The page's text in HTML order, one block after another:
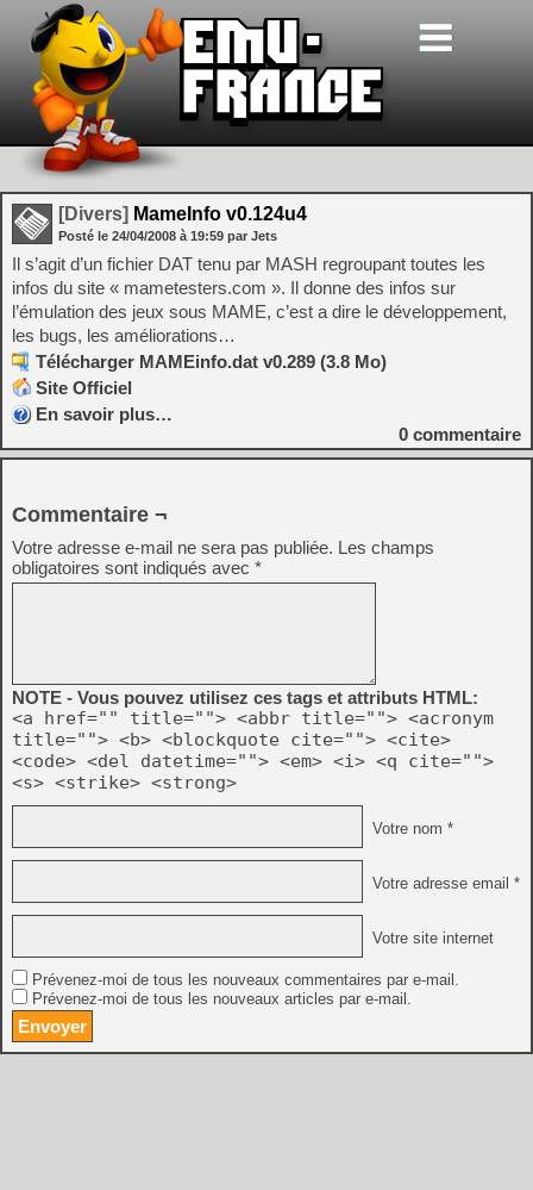
[Divers] MameInfo v0.124u4
Posté le 24/04/2008 à 19:59 par Jets
Il s’agit d’un fichier DAT tenu par MASH regroupant toutes les
infos du site « mametesters.com ». Il donne des infos sur
l’émulation des jeux sous MAME, c’est a dire le développement,
les bugs, les améliorations…
Télécharger MAMEinfo.dat v0.289 (3.8 Mo)
Site Officiel
En savoir plus…
0 commentaire
Commentaire ¬
Votre adresse e-mail ne sera pas publiée. Les champs
obligatoires sont indiqués avec *
NOTE - Vous pouvez utilisez ces tags et attributs HTML:
<a href="" title=""> <abbr title=""> <acronym
title=""> <b> <blockquote cite=""> <cite>
<code> <del datetime=""> <em> <i> <q cite="">
<s> <strike> <strong>
Votre nom *
Votre adresse email *
Votre site internet
Prévenez-moi de tous les nouveaux commentaires par e-mail.
Prévenez-moi de tous les nouveaux articles par e-mail.